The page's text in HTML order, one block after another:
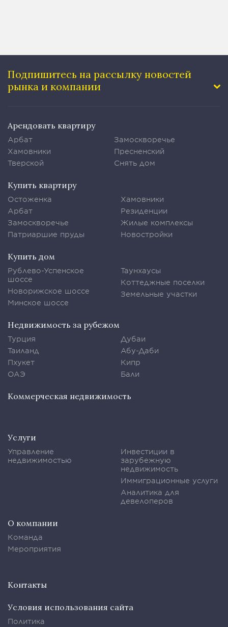
Подпишитесь на рассылку новостей
рынка и компании
Арендовать квартиру
Арбат
Хамовники
Тверской
Замоскворечье
Пресненский
Снять дом
Купить квартиру
Остоженка
Арбат
Замоскворечье
Патриаршие пруды
Хамовники
Резиденции
Жилые комплексы
Новостройки
Купить дом
Рублево-Успенское
шоссе
Новорижское шоссе
Минское шоссе
Таунхаусы
Коттеджные поселки
Земельные участки
Недвижимость за рубежом
Турция
Таиланд
Пхукет
ОАЭ
Дубаи
Абу-Даби
Кипр
Бали
Коммерческая недвижимость
Услуги
Управление
недвижимостью
Инвестиции в
зарубежную
недвижимость
Иммиграционные услуги
Аналитика для
девелоперов
О компании
Команда
Мероприятия
Контакты
Условия использования сайта
Политика